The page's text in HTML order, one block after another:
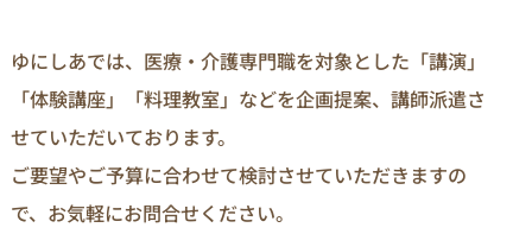
ゆにしあでは、医療・介護専門職を対象とした「講演」
「体験講座」「料理教室」などを企画提案、講師派遣さ
せていただいております。
ご要望やご予算に合わせて検討させていただきますの
で、お気軽にお問合せください。